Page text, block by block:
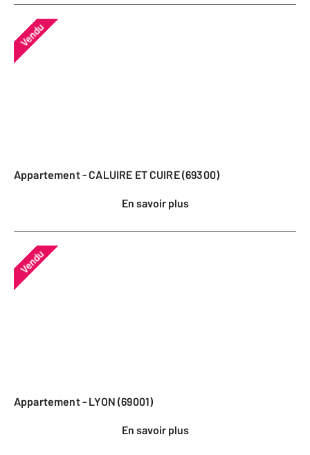
Vendu
Appartement - CALUIRE ET CUIRE (69300)
En savoir plus
Vendu
Appartement - LYON (69001)
En savoir plus